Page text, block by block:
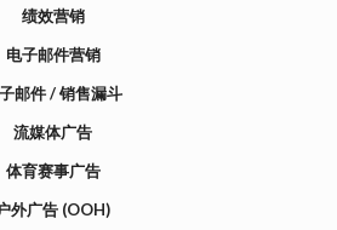
绩效营销
电子邮件营销
邮件 / 销售漏斗
流媒体广告
体育赛事广告
外广告 (OOH)